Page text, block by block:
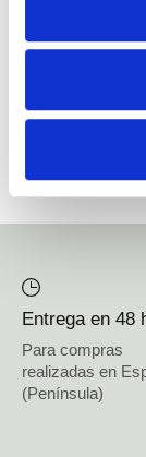
mensajería online,
otros derechos,
Entrega en 48
Para compras
realizadas en
(Península)